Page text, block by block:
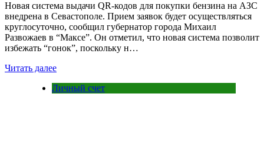
Новая система выдачи QR-кодов для покупки бензина на АЗС
внедрена в Севастополе. Прием заявок будет осуществляться
круглосуточно, сообщил губернатор города Михаил
Развожаев в “Максе”. Он отметил, что новая система позволит
избежать “гонок”, поскольку н…
Читать далее
Личный счет